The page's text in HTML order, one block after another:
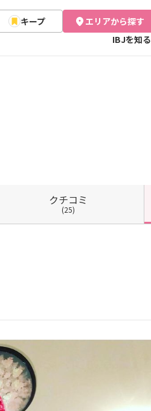
キープ エリアから探す
IBJを知る
クチコミ
(25)